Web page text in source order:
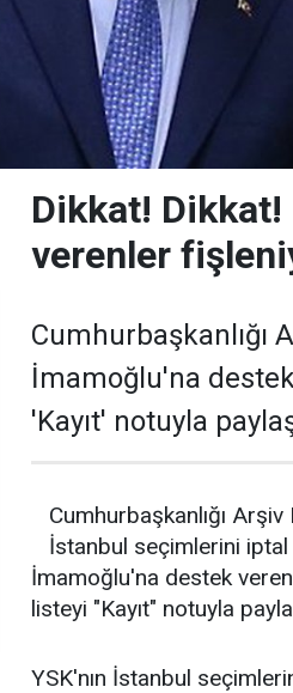
Dikkat!
verenler
Cumhurbaşkanlığı
İmamoğlu'na
'Kayıt' notuyla
Cumhurbaşkanlığı
İstanbul seçimlerini iptal
İmamoğlu'na destek
listeyi "Kayıt" notuyla
YSK'nın İstanbul